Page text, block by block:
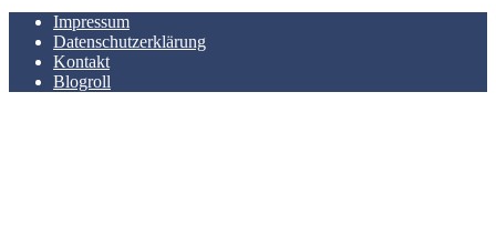
Impressum
Datenschutzerklärung
Kontakt
Blogroll